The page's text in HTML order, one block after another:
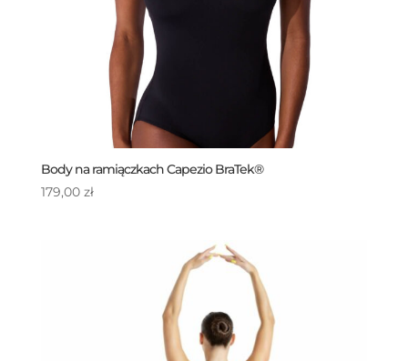
Body na ramiączkach Capezio BraTek®
179,00 zł